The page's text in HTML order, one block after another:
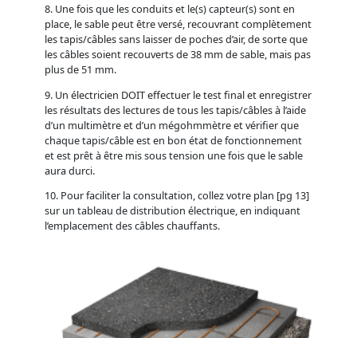
8. Une fois que les conduits et le(s) capteur(s) sont en
place, le sable peut être versé, recouvrant complètement
les tapis/câbles sans laisser de poches d’air, de sorte que
les câbles soient recouverts de 38 mm de sable, mais pas
plus de 51 mm.
9. Un électricien DOIT effectuer le test final et enregistrer
les résultats des lectures de tous les tapis/câbles à l’aide
d’un multimètre et d’un mégohmmètre et vérifier que
chaque tapis/câble est en bon état de fonctionnement
et est prêt à être mis sous tension une fois que le sable
aura durci.
10. Pour faciliter la consultation, collez votre plan [pg 13]
sur un tableau de distribution électrique, en indiquant
l’emplacement des câbles chauffants.